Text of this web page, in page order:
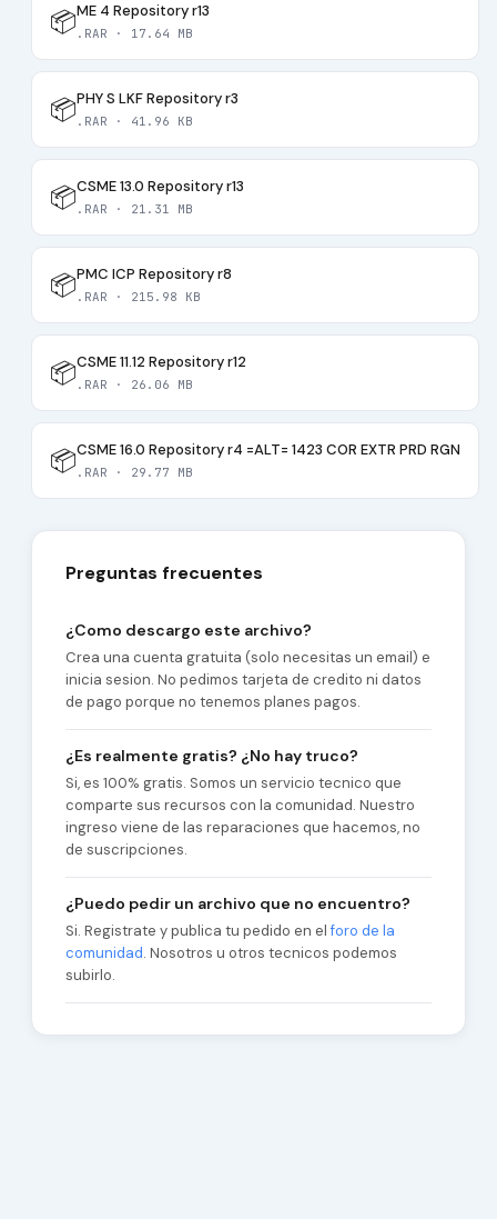
📦ME 4 Repository r13
.RAR · 17.64 MB
📦PHY S LKF Repository r3
.RAR · 41.96 KB
📦CSME 13.0 Repository r13
.RAR · 21.31 MB
📦PMC ICP Repository r8
.RAR · 215.98 KB
📦CSME 11.12 Repository r12
.RAR · 26.06 MB
📦CSME 16.0 Repository r4 =ALT= 1423 COR EXTR PRD RGN
.RAR · 29.77 MB
Preguntas frecuentes
¿Como descargo este archivo?
Crea una cuenta gratuita (solo necesitas un email) e
inicia sesion. No pedimos tarjeta de credito ni datos
de pago porque no tenemos planes pagos.
¿Es realmente gratis? ¿No hay truco?
Si, es 100% gratis. Somos un servicio tecnico que
comparte sus recursos con la comunidad. Nuestro
ingreso viene de las reparaciones que hacemos, no
de suscripciones.
¿Puedo pedir un archivo que no encuentro?
Si. Registrate y publica tu pedido en elforo de la
comunidad. Nosotros u otros tecnicos podemos
subirlo.